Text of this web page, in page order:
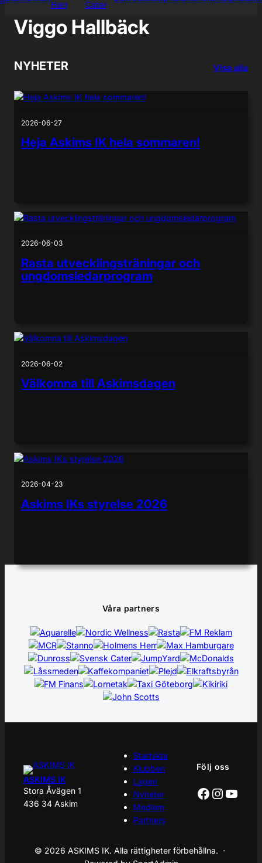
Viggo Hallbäck
NYHETER Visa alla
2026-06-27
Heja Askims IK hela sommaren!
2026-06-03
Rasta utvecklingsträningar och
ungdomsledarprogram
2026-06-02
Välkomna till Askimsdagen
2026-04-23
Askims IKs styrelse 2026
Våra partners
ASKIMS IK
Stora Åvägen 1
436 34 Askim
Startsida
Klubben
Lagen
Nyheter
Medlem
Partners
Följ oss
Facebook
© 2026 ASKIMS IK. Alla rättigheter förbehållna. ·